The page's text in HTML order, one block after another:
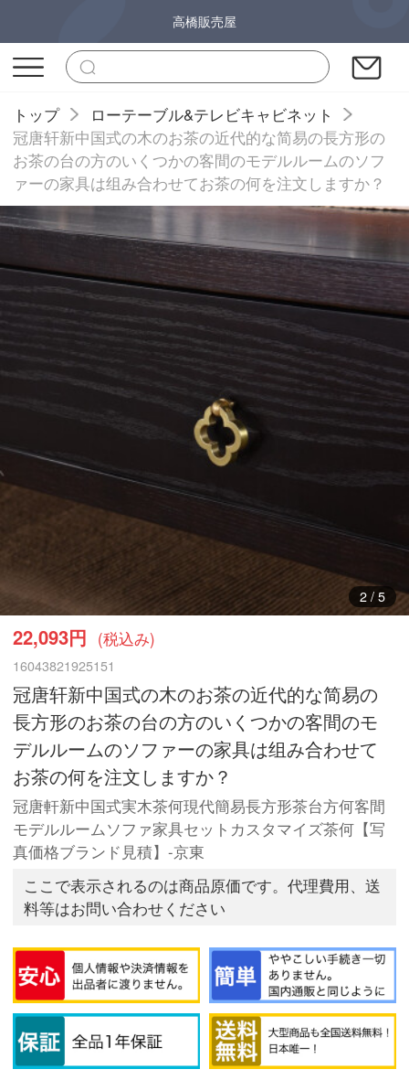
高橋販売屋
トップ
ローテーブル&テレビキャビネット
冠唐轩新中国式の木のお茶の近代的な简易の長方形の
お茶の台の方のいくつかの客間のモデルルームのソフ
ァーの家具は组み合わせてお茶の何を注文しますか？
3/ 5
22,093円 (税込み)
16043821925151
冠唐轩新中国式の木のお茶の近代的な简易の
長方形のお茶の台の方のいくつかの客間のモ
デルルームのソファーの家具は组み合わせて
お茶の何を注文しますか？
冠唐軒新中国式実木茶何現代簡易長方形茶台方何客間
モデルルームソファ家具セットカスタマイズ茶何【写
真価格ブランド見積】-京東
ここで表示されるのは商品原価です。代理費用、送
料等はお問い合わせください